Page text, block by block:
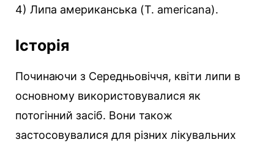
4) Липа американська (T. americana).
Історія
Починаючи з Середньовіччя, квіти липи в
основному використовувалися як
потогінний засіб. Вони також
застосовувалися для різних лікувальних